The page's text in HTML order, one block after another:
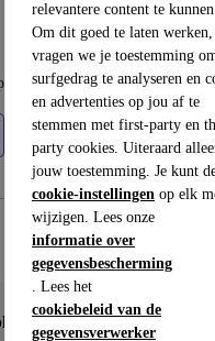
relevantere content te
Om dit goed te laten werken,
vragen we je toestemming
surfgedrag te analyseren en
en advertenties op jou af te
stemmen met first-party en
party cookies. Uiteraard
jouw toestemming. Je kunt
cookie-instellingen op elk
wijzigen. Lees onze
informatie over
gegevensbescherming
. Lees het
cookiebeleid van de
gegevensverwerker
onder 5900€ – bespaar tot
€500 - 600 €600 - 800
MacBook Air 2020 | 13.3"